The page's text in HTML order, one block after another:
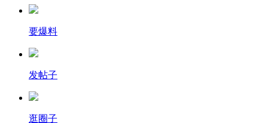
要爆料
发帖子
逛圈子